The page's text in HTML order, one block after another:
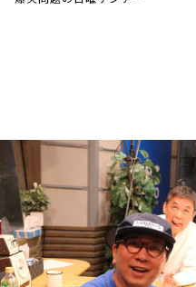
お知らせ
イベント・グッズ
YouTube
会社情報